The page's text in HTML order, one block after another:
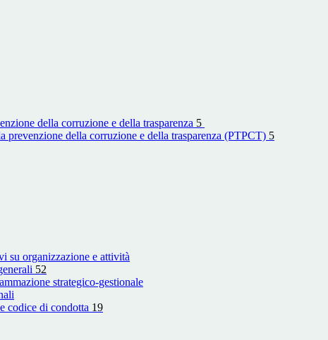
della corruzione e della trasparenza 5
prevenzione della corruzione e della trasparenza (PTPCT) 5
su organizzazione e attività
52
strategico-gestionale
codice di condotta 19